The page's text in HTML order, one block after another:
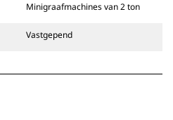
Minigraafmachines van 2 ton
Vastgepend